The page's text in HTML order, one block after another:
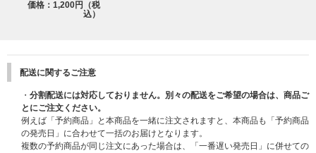
価格：1,200円（税
込）
配送に関するご注意
・ 分割配送には対応しておりません。別々の配送をご希望の場合は、商品ご
とにご注文ください。
例えば「予約商品」と本商品を一緒に注文されますと、本商品も「予約商品
の発売日」に合わせて一括のお届けとなります。
複数の予約商品が同じ注文にあった場合は、「一番遅い発売日」に併せての